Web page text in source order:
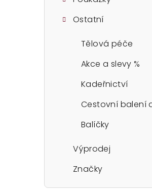
Ostatní
Tělová péče
Akce a slevy %
Kadeřnictví
Cestovní balení
Balíčky
Výprodej
Značky